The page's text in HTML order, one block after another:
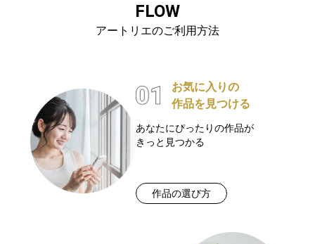
FLOW
アートリエのご利用方法
お気に入りの
作品を見つける
あなたにぴったりの作品が
きっと見つかる
作品の選び方